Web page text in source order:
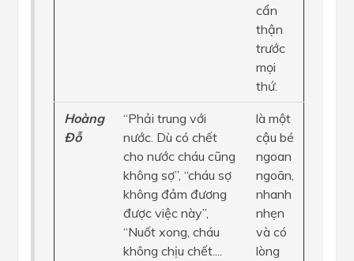
cẩn
thận
trước
mọi
thứ.
Hoàng
Đỗ
“Phải trung với
nước. Dù có chết
cho nước cháu cũng
không sợ”, “cháu sợ
không đảm đương
được việc này”,
“Nuốt xong, cháu
không chịu chết....
là một
cậu bé
ngoan
ngoãn,
nhanh
nhẹn
và có
lòng